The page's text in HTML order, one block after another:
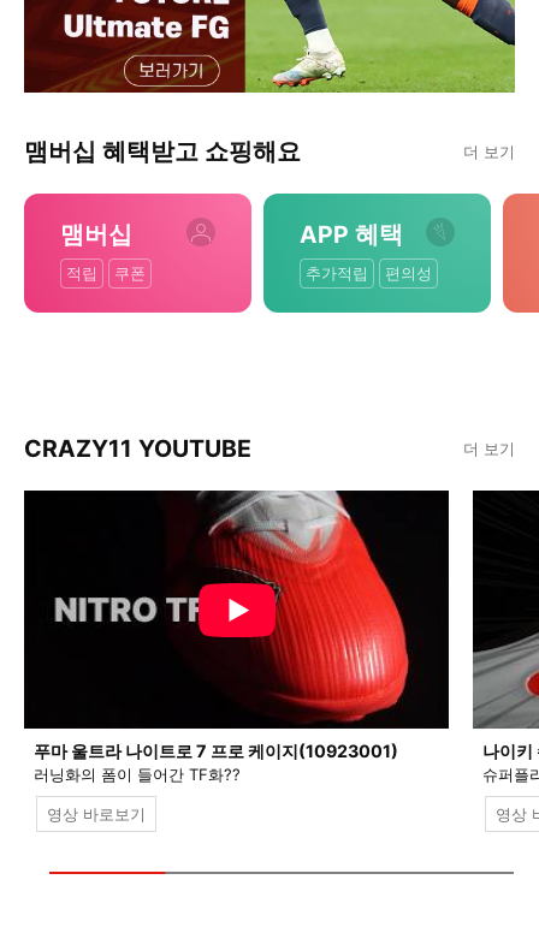
맴버십 혜택받고 쇼핑해요 더 보기
맴버십
적립 쿠폰
APP 혜택
추가적립 편의성
CRAZY11 YOUTUBE 더 보기
푸마 울트라 나이트로 7 프로 케이지(10923001)
러닝화의 폼이 들어간 TF화??
영상 바로보기
나이
슈퍼플
영상